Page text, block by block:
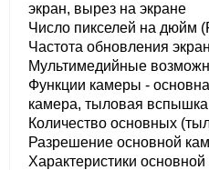
экран, вырез на экране
Число пикселей на дюйм
Частота обновления
Мультимедийные
Функции камеры -
камера, тыловая вспышка
Количество основных
Разрешение основной
Характеристики